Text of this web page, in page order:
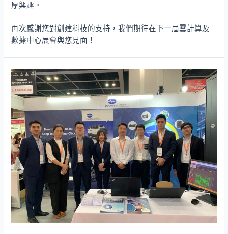
厚興趣。
再次感謝您對創建科技的支持，我們期待在下一屆雲計算及
數據中心展會與您見面！